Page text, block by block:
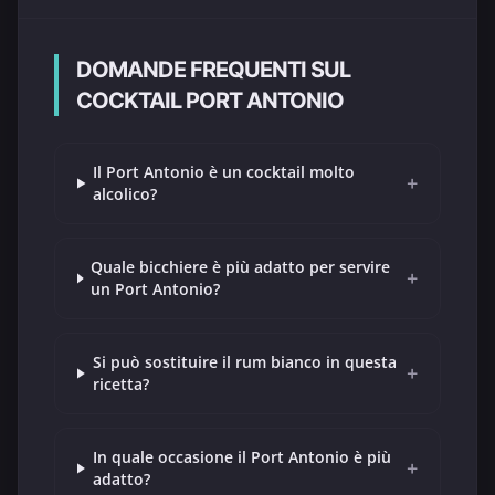
DOMANDE FREQUENTI SUL
COCKTAIL PORT ANTONIO
Il Port Antonio è un cocktail molto
alcolico?
+
Quale bicchiere è più adatto per servire
un Port Antonio?
+
Si può sostituire il rum bianco in questa
ricetta?
+
In quale occasione il Port Antonio è più
adatto?
+